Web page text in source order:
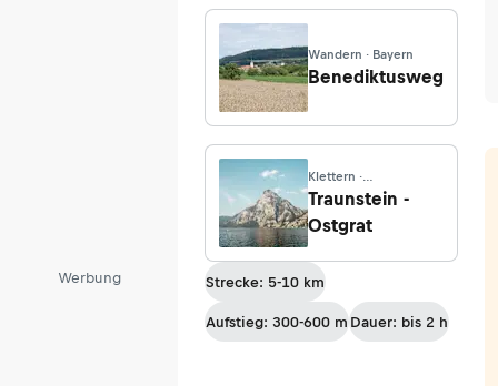
Werbung
Wandern · Bayern
Benediktusweg
Klettern ·
Oberösterreich
Traunstein -
Ostgrat
Strecke: 5-10 km
Aufstieg: 300-600 m Dauer: bis 2 h